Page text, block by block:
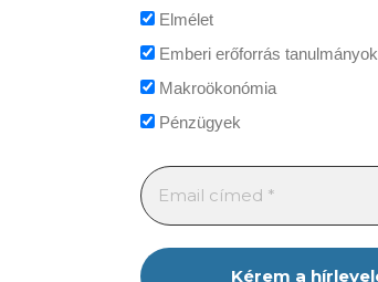
Elmélet
Emberi erőforrás tanulmányok
Makroökonómia
Pénzügyek